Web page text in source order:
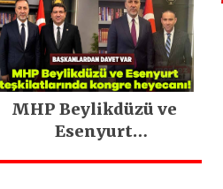
MHP Beylikdüzü ve
Esenyurt